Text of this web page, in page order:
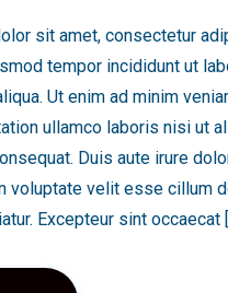
sit amet, consectetur
tempor incididunt ut
Ut enim ad minim
ullamco laboris nisi ut
Duis aute irure
voluptate velit esse cillum
Excepteur sint occaecat